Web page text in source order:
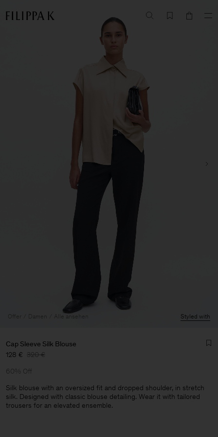
Offer Damen Alle ansehen Styled with
Cap Sleeve Silk Blouse
128 € 320 €
60% Off
Silk blouse with an oversized fit and dropped shoulder, in stretch
silk. Designed with classic blouse detailing. Wear it with tailored
trousers for an elevated ensemble.